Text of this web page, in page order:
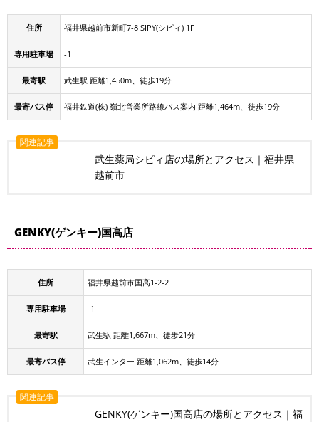
住所 福井県越前市新町7-8 SIPY(シピィ) 1F
専用駐車場 -1
最寄駅 武生駅 距離1,450m、徒歩19分
最寄バス停 福井鉄道(株) 嶺北営業所路線バス案内 距離1,464m、徒歩19分
関連記事
武生薬局シピィ店の場所とアクセス｜福井県
越前市
GENKY(ゲンキー)国高店
住所 福井県越前市国高1-2-2
専用駐車場 -1
最寄駅 武生駅 距離1,667m、徒歩21分
最寄バス停 武生インター 距離1,062m、徒歩14分
関連記事
GENKY(ゲンキー)国高店の場所とアクセス｜福